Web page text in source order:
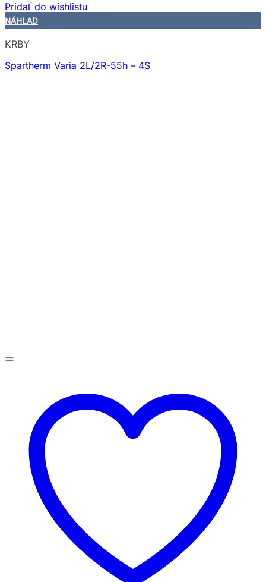
Pridať do wishlistu
NÁHLAD
KRBY
Spartherm Varia 2L/2R-55h – 4S